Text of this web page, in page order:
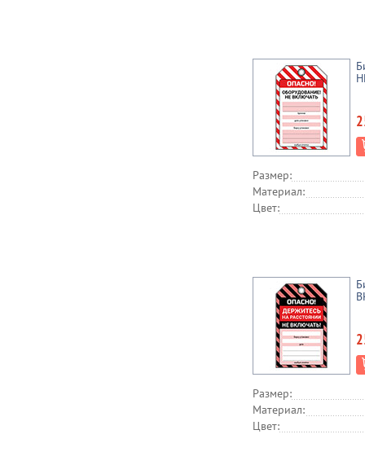
Размер:
Материал:
Цвет:
Размер:
Материал:
Цвет: